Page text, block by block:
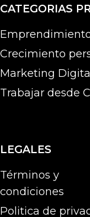
CATEGORIAS
Crecimiento
Marketing Digital
Trabajar desde
LEGALES
Términos y
condiciones
Politica de